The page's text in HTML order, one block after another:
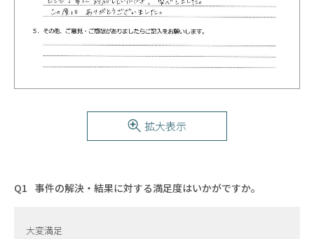
拡大表示
事件の解決・結果に対する満足度はいかがですか。
大変満足